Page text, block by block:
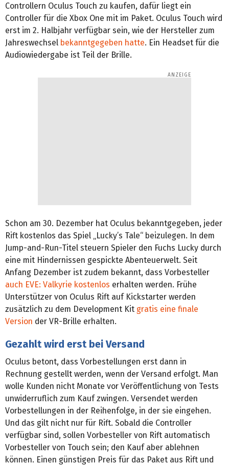
Controllern Oculus Touch zu kaufen, dafür liegt ein
Controller für die Xbox One mit im Paket. Oculus Touch wird
erst im 2. Halbjahr verfügbar sein, wie der Hersteller zum
Jahreswechsel bekanntgegeben hatte. Ein Headset für die
Audiowiedergabe ist Teil der Brille.
Schon am 30. Dezember hat Oculus bekanntgegeben, jeder
Rift kostenlos das Spiel „Lucky’s Tale“ beizulegen. In dem
Jump-and-Run-Titel steuern Spieler den Fuchs Lucky durch
eine mit Hindernissen gespickte Abenteuerwelt. Seit
Anfang Dezember ist zudem bekannt, dass Vorbesteller
auch EVE: Valkyrie kostenlos erhalten werden. Frühe
Unterstützer von Oculus Rift auf Kickstarter werden
zusätzlich zu dem Development Kit gratis eine finale
Version der VR-Brille erhalten.
Gezahlt wird erst bei Versand
Oculus betont, dass Vorbestellungen erst dann in
Rechnung gestellt werden, wenn der Versand erfolgt. Man
wolle Kunden nicht Monate vor Veröffentlichung von Tests
unwiderruflich zum Kauf zwingen. Versendet werden
Vorbestellungen in der Reihenfolge, in der sie eingehen.
Und das gilt nicht nur für Rift. Sobald die Controller
verfügbar sind, sollen Vorbesteller von Rift automatisch
Vorbesteller von Touch sein; den Kauf aber ablehnen
können. Einen günstigen Preis für das Paket aus Rift und